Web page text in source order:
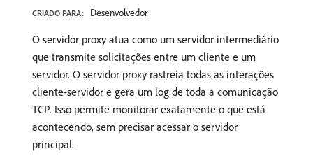
CRIADO PARA: Desenvolvedor
O servidor proxy atua como um servidor intermediário
que transmite solicitações entre um cliente e um
servidor. O servidor proxy rastreia todas as interações
cliente-servidor e gera um log de toda a comunicação
TCP. Isso permite monitorar exatamente o que está
acontecendo, sem precisar acessar o servidor
principal.